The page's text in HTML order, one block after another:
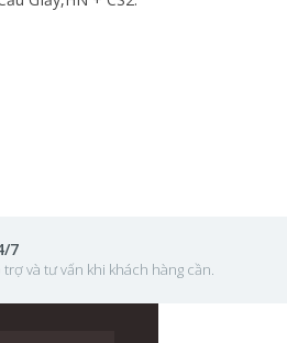
7
trợ và tư vấn khi khách hàng cần.